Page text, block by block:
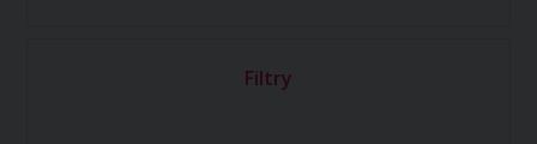
Filtry